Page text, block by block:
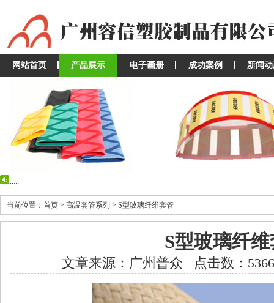
网站首页 产品展示 电子画册 成功案例 新闻
......
当前位置：首页 > 高温套管系列 > S型玻璃纤维套管
S型玻璃纤
文章来源：广州普众 点击数：